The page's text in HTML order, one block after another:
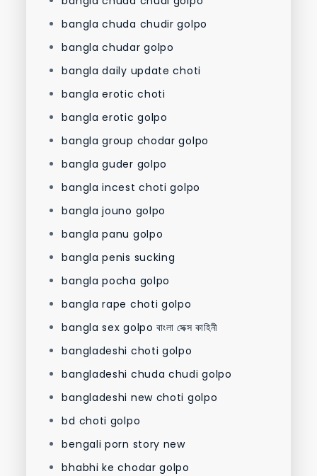
bangla chuda chudir golpo
bangla chudar golpo
bangla daily update choti
bangla erotic choti
bangla erotic golpo
bangla group chodar golpo
bangla guder golpo
bangla incest choti golpo
bangla jouno golpo
bangla panu golpo
bangla penis sucking
bangla pocha golpo
bangla rape choti golpo
bangla sex golpo বাংলা সেক্স কাহিনী
bangladeshi choti golpo
bangladeshi chuda chudi golpo
bangladeshi new choti golpo
bd choti golpo
bengali porn story new
bhabhi ke chodar golpo